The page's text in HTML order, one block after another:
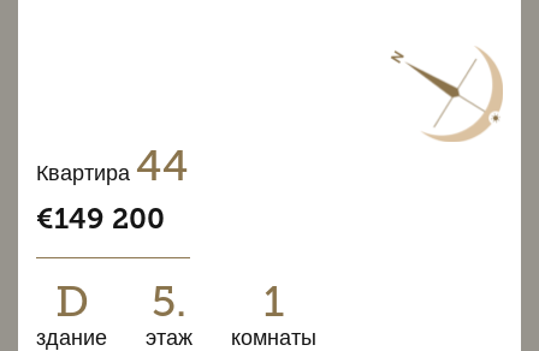
Квартира 44
€149 200
D
здание
5.
этаж
1
комнаты